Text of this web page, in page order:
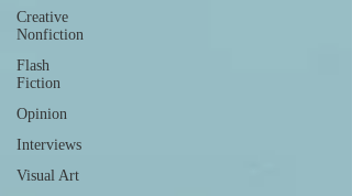
Creative
Nonfiction
Flash
Fiction
Opinion
Interviews
Visual Art